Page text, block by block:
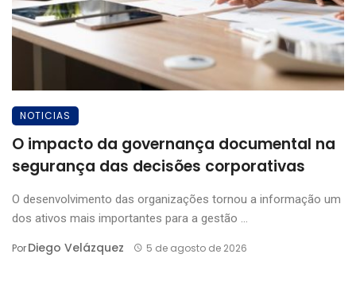
NOTICIAS
O impacto da governança documental na
segurança das decisões corporativas
O desenvolvimento das organizações tornou a informação um
dos ativos mais importantes para a gestão ...
PorDiego Velázquez 5 de agosto de 2026